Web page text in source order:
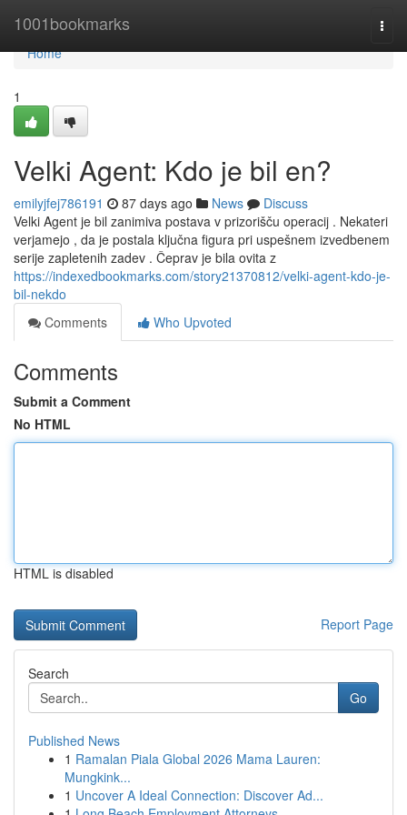
1001bookmarks
Home
Home
1
Velki Agent: Kdo je bil en?
emilyjfej786191 87 days ago News
Discuss
Velki Agent je bil zanimiva postava v prizorišču operacij . Nekateri
verjamejo , da je postala ključna figura pri uspešnem izvedbenem
serije zapletenih zadev . Čeprav je bila ovita z
https://indexedbookmarks.com/story21370812/velki-agent-kdo-je-
bil-nekdo
Comments
Who Upvoted
Comments
Submit a Comment
No HTML
HTML is disabled
Report Page
Search
Go
Published News
1 Ramalan Piala Global 2026 Mama Lauren:
Mungkink...
1 Uncover A Ideal Connection: Discover Ad...